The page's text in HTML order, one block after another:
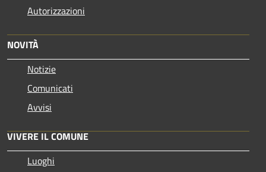
Autorizzazioni
NOVITÀ
Notizie
Comunicati
Avvisi
VIVERE IL COMUNE
Luoghi